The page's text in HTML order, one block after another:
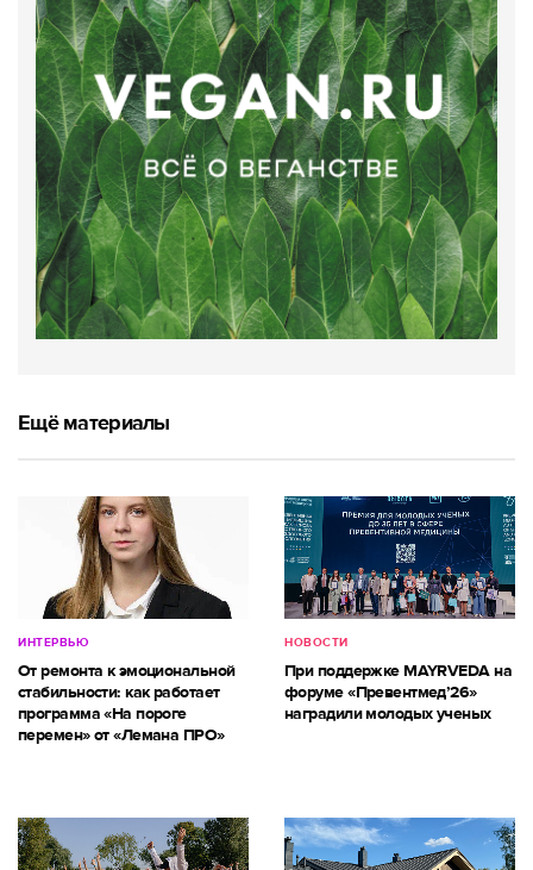
Ещё материалы
ИНТЕРВЬЮ
От ремонта к эмоциональной
стабильности: как работает
программа «На пороге
перемен» от «Лемана ПРО»
НОВОСТИ
При поддержке MAYRVEDA на
форуме «Превентмед’26»
наградили молодых ученых